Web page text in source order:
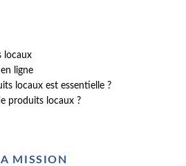
locaux
ligne
locaux est essentielle ?
produits locaux ?
MISSION